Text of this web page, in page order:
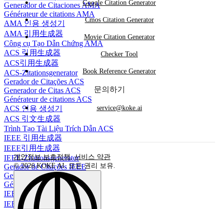
Generador de Citaciones AMA
Générateur de citations AMA
AMA 인용 생성기
AMA 引用生成器
Công cụ Tạo Dẫn Chứng AMA
ACS 引用生成器
ACS引用生成器
ACS-Zitationsgenerator
Gerador de Citações ACS
Generador de Citas ACS
Générateur de citations ACS
ACS 인용 생성기
ACS 引文生成器
Trình Tạo Tài Liệu Trích Dẫn ACS
IEEE 引用生成器
IEEE引用生成器
IEEE-Zitationsgenerator
Gerador de Citações IEEE
Generador de citas IEEE
Générateur de citations IEEE
IEEE 인용 생성기
IEEE 參考文獻生成器
Google Citation Generator
Cmos Citation Generator
Movie Citation Generator
Checker Tool
Book Reference Generator
문의하기
service@koke.ai
개인정보 보호정책,서비스 약관
© 2026 KOKE AI. 모든 권리 보유.